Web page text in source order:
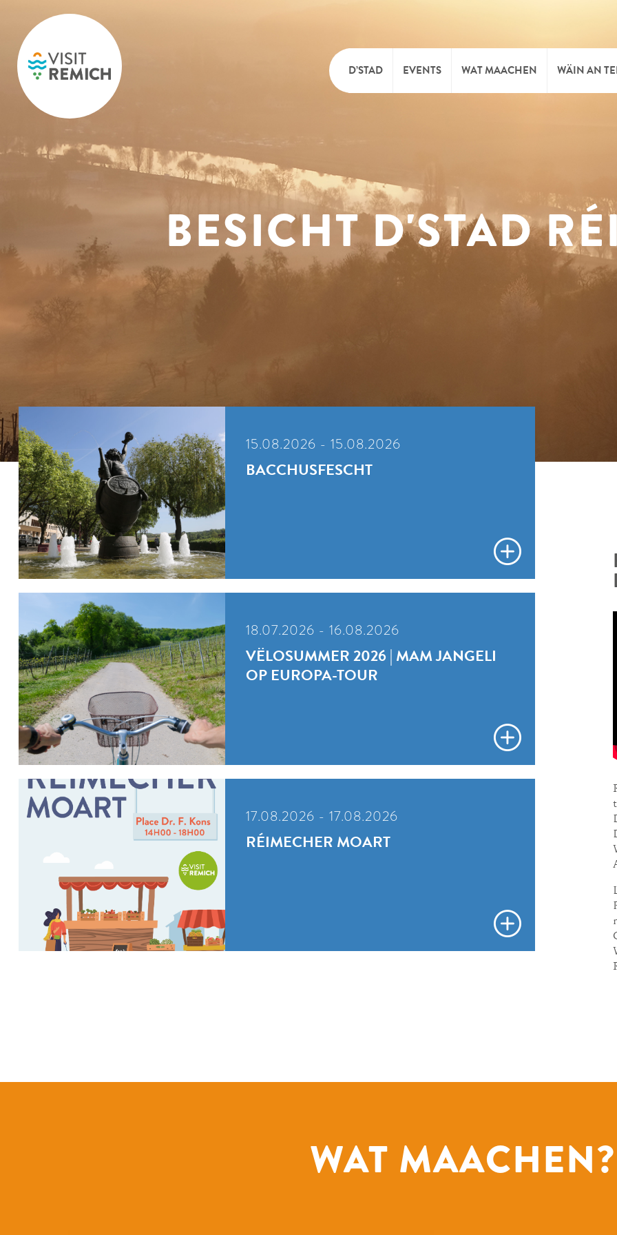
D’STAD
SYNDICAT D’INITIATIVE
OFFICE RÉGIONAL DU
TOURISME
EVENTS WAT MAACHEN
MÄERT
WÄIN AN
BESICHT D'STAD
15.08.2026 - 15.08.2026
BACCHUSFESCHT
18.07.2026 - 16.08.2026
VËLOSUMMER 2026 | MAM JANGELI
OP EUROPA-TOUR
17.08.2026 - 17.08.2026
RÉIMECHER MOART
WAT MAACHEN?